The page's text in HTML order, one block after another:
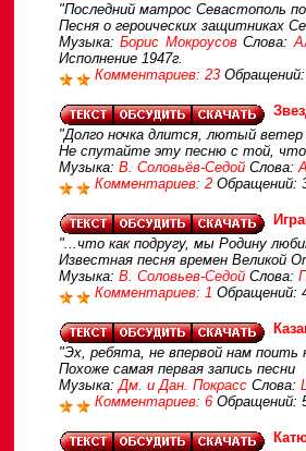
"Последний матрос Севастополь
Песня о героических защитниках
Музыка:Борис МокроусовСлова:
Исполнение 1947г.
Комментариев: 23 Обращений:
"Долго ночка длится, лютый
Не спутайте эту песню с той,
Музыка: В. Соловьёв-Седой Слова:
Комментариев: 2 Обращений:
"...что как подругу, мы Родину
Известная песня времен Великой
Музыка: В. Соловьев-Седой Слова:
Комментариев: 1 Обращений:
"Эх, ребята, не впервой нам поить
Похоже самая первая запись песни
Музыка:Дм. и Дан. Покрасс Слова:
Комментариев: 6 Обращений: